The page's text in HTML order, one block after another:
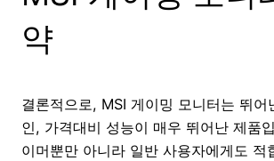
약
결론적으로, MSI 게이밍 모니터는 뛰어
인, 가격대비 성능이 매우 뛰어난 제품
이머뿐만 아니라 일반 사용자에게도 적